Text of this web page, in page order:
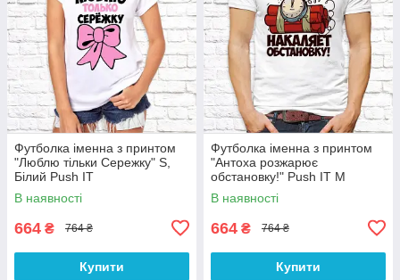
Футболка іменна з принтом
"Люблю тільки Сережку" S,
Білий Push IT
В наявності
664 ₴ 764 ₴
Купити
Футболка іменна з принтом
"Антоха розжарює
обстановку!" Push IT M
В наявності
664 ₴ 764 ₴
Купити